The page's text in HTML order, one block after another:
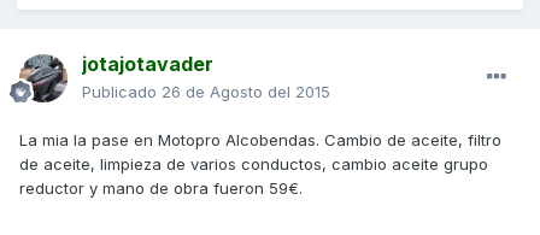
jotajotavader
Publicado 26 de Agosto del 2015
La mia la pase en Motopro Alcobendas. Cambio de aceite, filtro
de aceite, limpieza de varios conductos, cambio aceite grupo
reductor y mano de obra fueron 59€.